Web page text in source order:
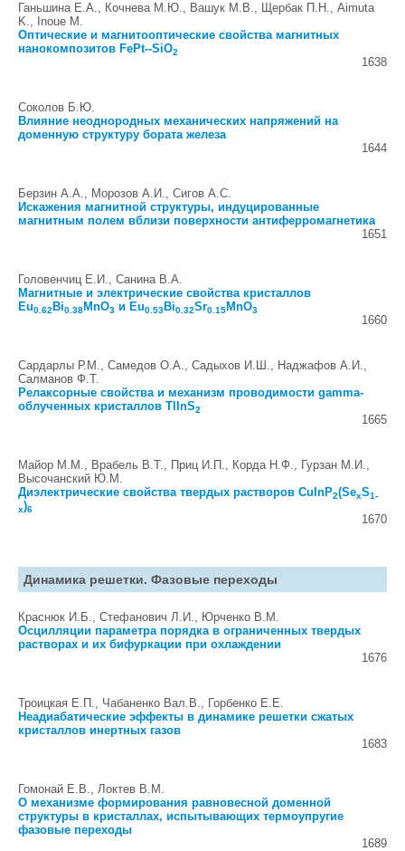
Ганьшина Е.А., Кочнева М.Ю., Вашук М.В., Щербак П.Н., Aimuta
K., Inoue M.
Оптические и магнитооптические свойства магнитных
нанокомпозитов FePt--SiO2
1638
Соколов Б.Ю.
Влияние неоднородных механических напряжений на
доменную структуру бората железа
1644
Берзин А.А., Морозов А.И., Сигов А.С.
Искажения магнитной структуры, индуцированные
магнитным полем вблизи поверхности антиферромагнетика
1651
Головенчиц Е.И., Санина В.А.
Магнитные и электрические свойства кристаллов
Eu0.62 Bi0.38MnO3 и Eu0.53Bi0.32Sr0.15MnO3
1660
Сардарлы Р.М., Самедов О.А., Садыхов И.Ш., Наджафов А.И.,
Салманов Ф.Т.
Релаксорные свойства и механизм проводимости gamma-
облученных кристаллов TlInS2
1665
Майор М.М., Врабель В.Т., Приц И.П., Корда Н.Ф., Гурзан М.И.,
Высочанский Ю.М.
Диэлектрические свойства твердых растворов CuInP2(SexS1-
x)6
1670
Динамика решетки. Фазовые переходы
Краснюк И.Б., Стефанович Л.И., Юрченко В.М.
Осцилляции параметра порядка в ограниченных твердых
растворах и их бифуркации при охлаждении
1676
Троицкая Е.П., Чабаненко Вал.В., Горбенко Е.Е.
Неадиабатические эффекты в динамике решетки сжатых
кристаллов инертных газов
1683
Гомонай Е.В., Локтев В.М.
О механизме формирования равновесной доменной
структуры в кристаллах, испытывающих термоупругие
фазовые переходы
1689